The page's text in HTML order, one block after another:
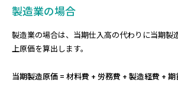
製造業の場合
製造業の場合は、当期仕入高の代わりに当期製
上原価を算出します。
当期製造原価 = 材料費 + 労務費 + 製造経費 +